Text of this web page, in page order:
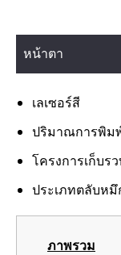
หน้าตา
เลเซอร์สี
ปริมาณการพิม
โครงการเก็บร
ประเภทตลับหมึ
ภาพรวม